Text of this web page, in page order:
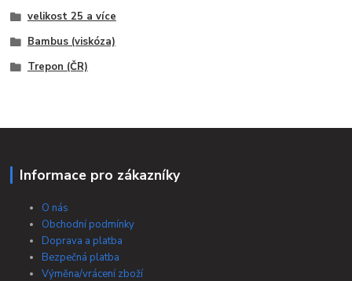
velikost 25 a více
Bambus (viskóza)
Trepon (ČR)
Informace pro zákazníky
O nás
Obchodní podmínky
Doprava a platba
Bezpečná platba
Výměna/vrácení zboží